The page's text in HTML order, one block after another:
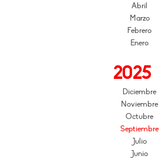
Abril
Marzo
Febrero
Enero
2025
Diciembre
Noviembre
Octubre
Septiembre
Julio
Junio